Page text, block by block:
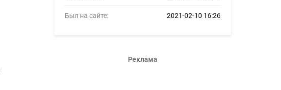
Был на сайте: 2021-02-10 16:26
Реклама